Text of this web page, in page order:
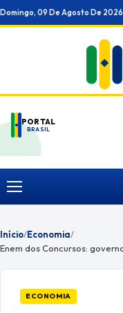
Ir
para
Domingo, 09 De Agosto De 2026
PORTAL
BRASIL
Menu
Início/Economia/
ECONOMIA